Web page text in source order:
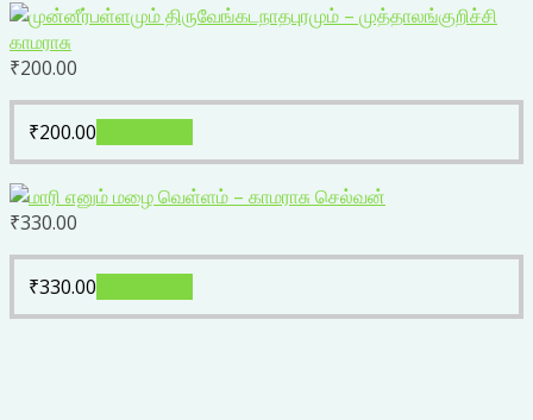
₹200.00
₹200.00
₹330.00
₹330.00